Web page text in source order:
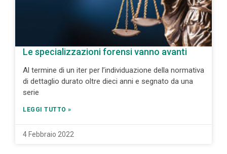
Le specializzazioni forensi vanno avanti
Al termine di un iter per l’individuazione della normativa
di dettaglio durato oltre dieci anni e segnato da una
serie
LEGGI TUTTO »
4 Febbraio 2022